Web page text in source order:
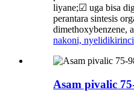
liyane;☑ uga bisa
perantara sintesis
dimethoxybenzene,
nakoni, nyelidikirinci
Asam pivalic